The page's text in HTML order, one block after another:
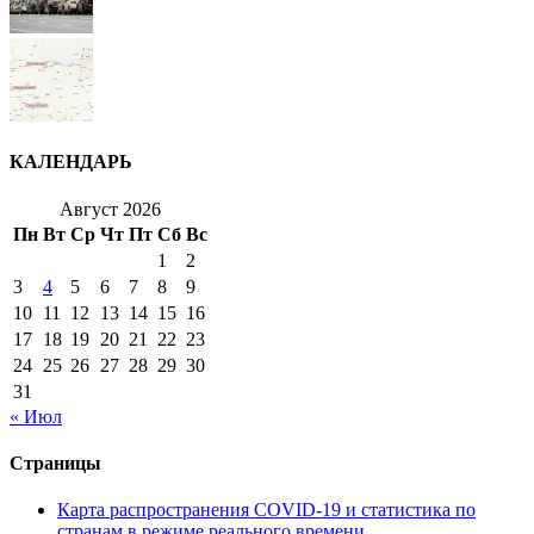
КАЛЕНДАРЬ
Август 2026
Пн Вт Ср Чт Пт Сб Вс
1
2
3
4 5 6 7 8
9
10 11 12 13 14 15 16
17 18 19 20 21 22 23
24 25 26 27 28 29 30
31
« Июл
Страницы
Карта распространения COVID-19 и статистика по